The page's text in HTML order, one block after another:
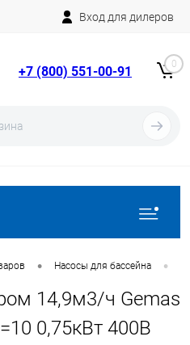
Вход для дилеров
+7 (800) 551-00-91 0
• Насосы для бассейна •
14,9м3/ч Gemas
0,75кВт 400В